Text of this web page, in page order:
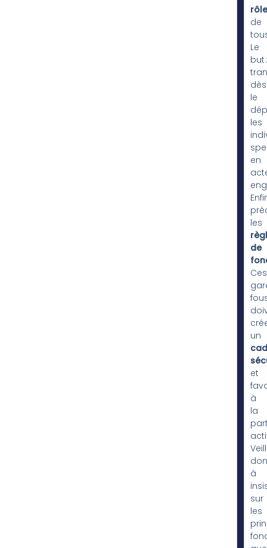
rôle
de
Le
but :
dès
le
les
en
les
de
Ces
un
et
à
la
à
sur
les